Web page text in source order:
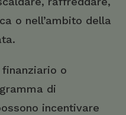
o nell’ambito della
o
di
incentivare